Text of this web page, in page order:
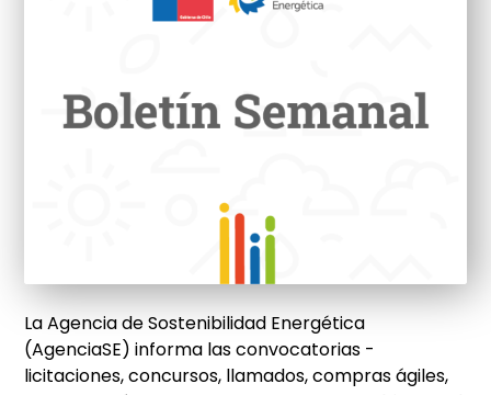
La Agencia de Sostenibilidad Energética
(AgenciaSE) informa las convocatorias -
licitaciones, concursos, llamados, compras ágiles,